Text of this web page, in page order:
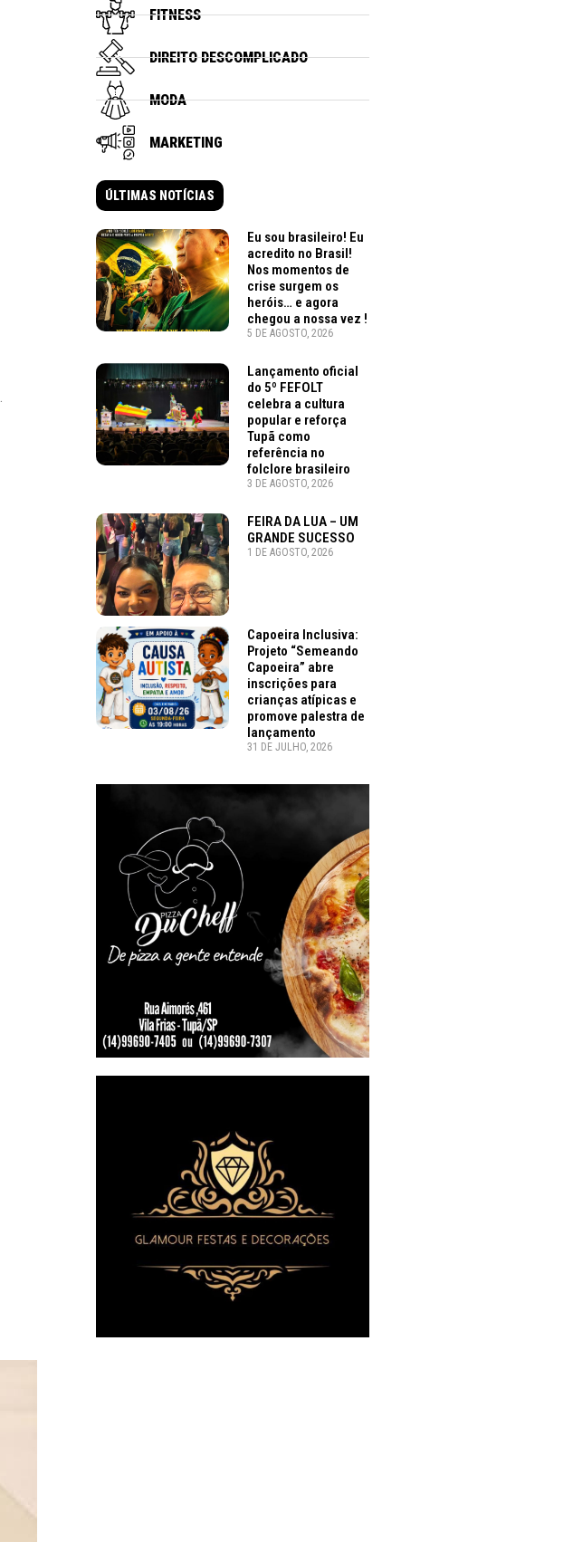
FITNESS
DIREITO DESCOMPLICADO
MODA
MARKETING
ÚLTIMAS NOTÍCIAS
Eu sou brasileiro! Eu
acredito no Brasil!
Nos momentos de
crise surgem os
heróis… e agora
chegou a nossa vez !
5 DE AGOSTO, 2026
Lançamento oficial
do 5º FEFOLT
celebra a cultura
popular e reforça
Tupã como
referência no
folclore brasileiro
3 DE AGOSTO, 2026
FEIRA DA LUA – UM
GRANDE SUCESSO
1 DE AGOSTO, 2026
Capoeira Inclusiva:
Projeto “Semeando
Capoeira” abre
inscrições para
crianças atípicas e
promove palestra de
lançamento
31 DE JULHO, 2026